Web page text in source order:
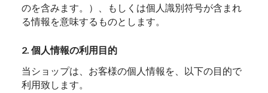
のを含みます。）、もしくは個人識別符号が含まれ
る情報を意味するものとします。
2. 個人情報の利用目的
当ショップは、お客様の個人情報を、以下の目的で
利用致します。